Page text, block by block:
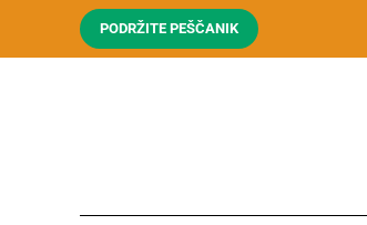
PODRŽITE PEŠČANIK